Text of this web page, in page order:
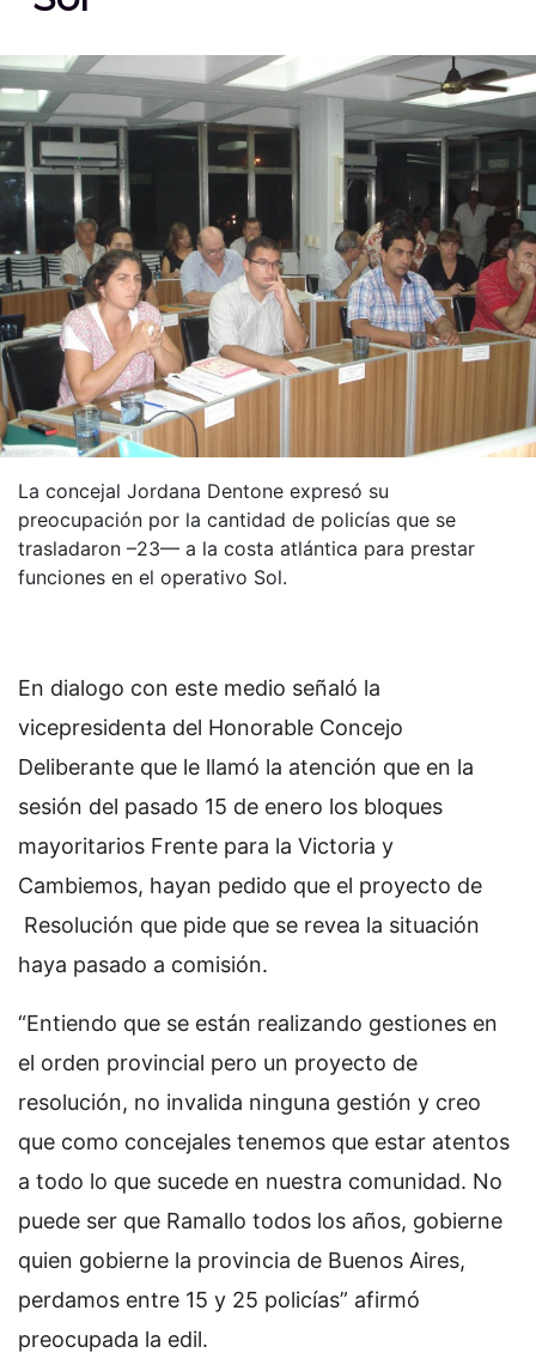
La concejal Jordana Dentone expresó su
preocupación por la cantidad de policías que se
trasladaron –23— a la costa atlántica para prestar
funciones en el operativo Sol.
En dialogo con este medio señaló la
vicepresidenta del Honorable Concejo
Deliberante que le llamó la atención que en la
sesión del pasado 15 de enero los bloques
mayoritarios Frente para la Victoria y
Cambiemos, hayan pedido que el proyecto de
Resolución que pide que se revea la situación
haya pasado a comisión.
“Entiendo que se están realizando gestiones en
el orden provincial pero un proyecto de
resolución, no invalida ninguna gestión y creo
que como concejales tenemos que estar atentos
a todo lo que sucede en nuestra comunidad. No
puede ser que Ramallo todos los años, gobierne
quien gobierne la provincia de Buenos Aires,
perdamos entre 15 y 25 policías” afirmó
preocupada la edil.